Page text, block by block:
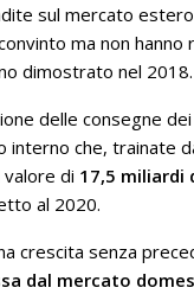
sul mercato
ma non hanno
dimostrato nel 2018.
delle consegne
interno che, trainate
di 17,5 miliardi
al 2020.
crescita senza
dal mercato